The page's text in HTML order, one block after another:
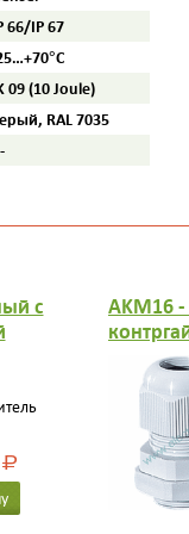
66/IP 67
09 (10 Joule)
RAL 7035
с
Р
AKM16
5-10
серый